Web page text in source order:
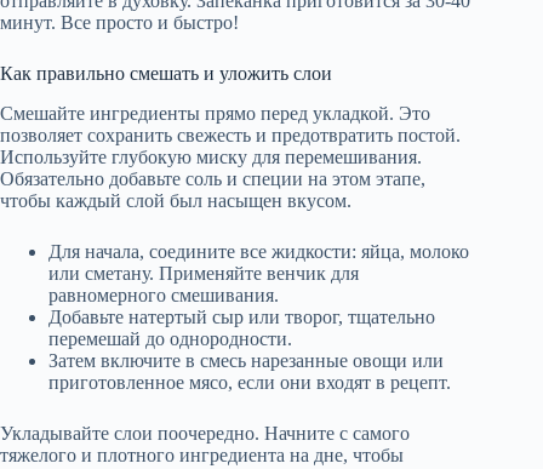
минут. Все просто и быстро!
Как правильно смешать и уложить слои
Смешайте ингредиенты прямо перед укладкой. Это
позволяет сохранить свежесть и предотвратить постой.
Используйте глубокую миску для перемешивания.
Обязательно добавьте соль и специи на этом этапе,
чтобы каждый слой был насыщен вкусом.
Для начала, соедините все жидкости: яйца, молоко
или сметану. Применяйте венчик для
равномерного смешивания.
Добавьте натертый сыр или творог, тщательно
перемешай до однородности.
Затем включите в смесь нарезанные овощи или
приготовленное мясо, если они входят в рецепт.
Укладывайте слои поочередно. Начните с самого
тяжелого и плотного ингредиента на дне, чтобы